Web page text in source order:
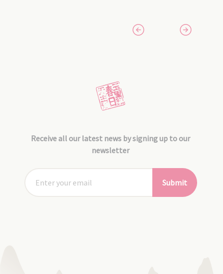
Receive all our latest news by signing up to our
newsletter
Submit